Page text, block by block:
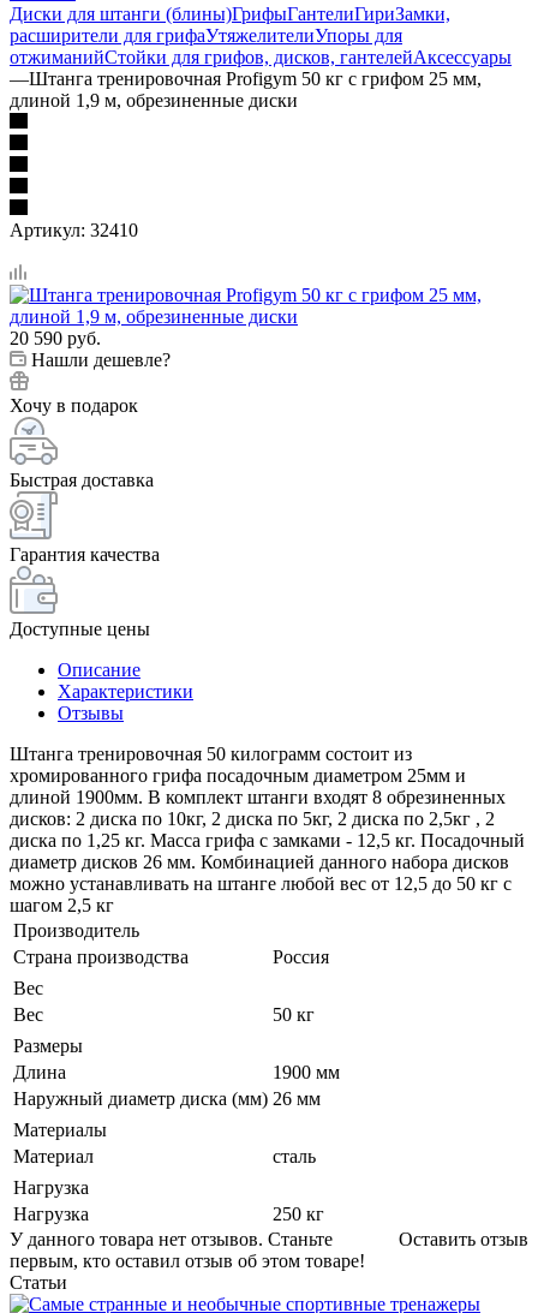
Диски для штанги (блины)ГрифыГантелиГириЗамки,
расширители для грифаУтяжелителиУпоры для
отжиманийСтойки для грифов, дисков, гантелейАксессуары
—Штанга тренировочная Profigym 50 кг с грифом 25 мм,
длиной 1,9 м, обрезиненные диски
Артикул: 32410
20 590 руб.
Нашли дешевле?
Хочу в подарок
Быстрая доставка
Гарантия качества
Доступные цены
Описание
Характеристики
Отзывы
Штанга тренировочная 50 килограмм состоит из
хромированного грифа посадочным диаметром 25мм и
длиной 1900мм. В комплект штанги входят 8 обрезиненных
дисков: 2 диска по 10кг, 2 диска по 5кг, 2 диска по 2,5кг , 2
диска по 1,25 кг. Масса грифа с замками - 12,5 кг. Посадочный
диаметр дисков 26 мм. Комбинацией данного набора дисков
можно устанавливать на штанге любой вес от 12,5 до 50 кг с
шагом 2,5 кг
Производитель
Страна производства
Россия
Вес
Вес
50 кг
Размеры
Длина
1900 мм
Наружный диаметр диска (мм) 26 мм
Материалы
Материал
сталь
Нагрузка
Нагрузка
250 кг
Оставить отзыв
У данного товара нет отзывов. Станьте
первым, кто оставил отзыв об этом товаре!
Статьи